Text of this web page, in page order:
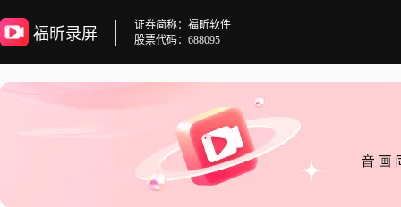
福昕录屏
证券简称：福昕软件
股票代码：688095